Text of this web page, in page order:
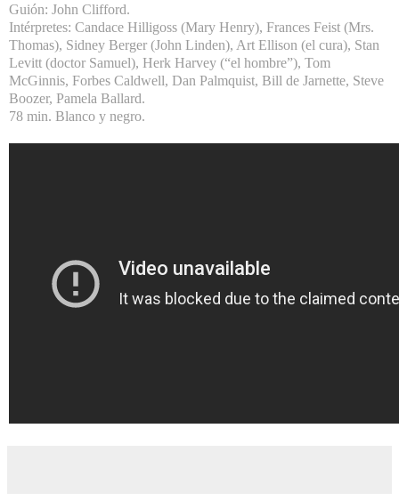
Guión: John Clifford.
Intérpretes: Candace Hilligoss (Mary Henry), Frances Feist (Mrs.
Thomas), Sidney Berger (John Linden), Art Ellison (el cura), Stan
Levitt (doctor Samuel), Herk Harvey (“el hombre”), Tom
McGinnis, Forbes Caldwell, Dan Palmquist, Bill de Jarnette, Steve
Boozer, Pamela Ballard.
78 min. Blanco y negro.